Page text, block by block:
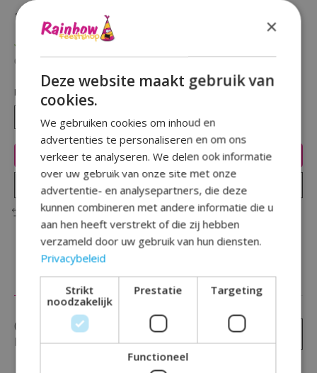
De beoordeling van dit product is
(0)
Hoeveelheid:
Toevoegen aan winkelwagen
Plaats bestelling
Toevoegen om te vergelijken
Reviews (0)
0 sterren op basis van
beoordelingen
Je beoordeling toevoegen
×
Deze website maakt gebruik van
cookies.
We gebruiken cookies om inhoud en
advertenties te personaliseren en om ons
verkeer te analyseren. We delen ook informatie
over uw gebruik van onze site met onze
advertentie- en analysepartners, die deze
kunnen combineren met andere informatie die u
aan hen heeft verstrekt of die zij hebben
verzameld door uw gebruik van hun diensten.
Privacybeleid
Strikt
noodzakelijk
Prestatie Targeting
Functioneel